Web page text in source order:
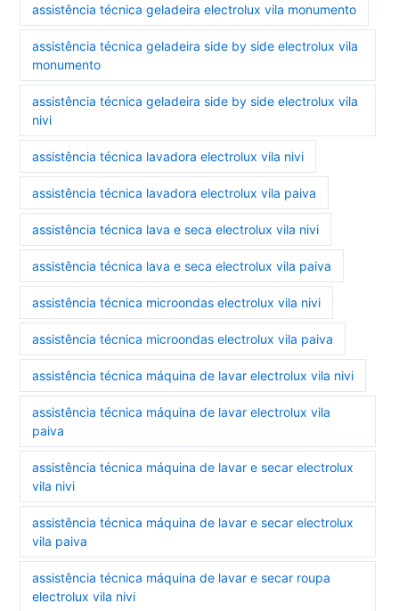
assistência técnica geladeira electrolux vila monumento
assistência técnica geladeira side by side electrolux vila
monumento
assistência técnica geladeira side by side electrolux vila
nivi
assistência técnica lavadora electrolux vila nivi
assistência técnica lavadora electrolux vila paiva
assistência técnica lava e seca electrolux vila nivi
assistência técnica lava e seca electrolux vila paiva
assistência técnica microondas electrolux vila nivi
assistência técnica microondas electrolux vila paiva
assistência técnica máquina de lavar electrolux vila nivi
assistência técnica máquina de lavar electrolux vila
paiva
assistência técnica máquina de lavar e secar electrolux
vila nivi
assistência técnica máquina de lavar e secar electrolux
vila paiva
assistência técnica máquina de lavar e secar roupa
electrolux vila nivi